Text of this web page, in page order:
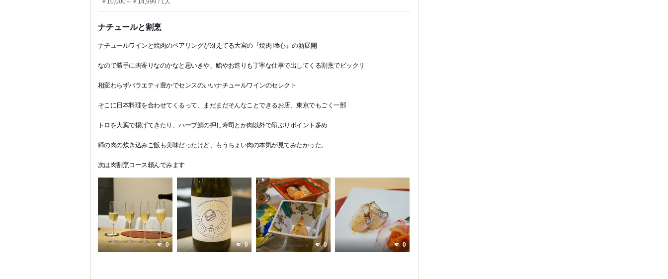
ナチュールと割烹
ナチュールワインと焼肉のペアリングが冴えてる大宮の『焼肉 喰心』の新展開
なので勝手に肉寄りなのかなと思いきや、鮨やお造りも丁寧な仕事で出してくる割烹でビックリ
相変わらずバラエティ豊かでセンスのいいナチュールワインのセレクト
そこに日本料理を合わせてくるって、まだまだそんなことできるお店、東京でもごく一部
トロを大葉で揚げてきたり、ハーブ鯖の押し寿司とか肉以外で昂ぶりポイント多め
締の肉の炊き込みご飯も美味だったけど、もうちょい肉の本気が見てみたかった。
次は肉割烹コース頼んでみます
0 0 0 0